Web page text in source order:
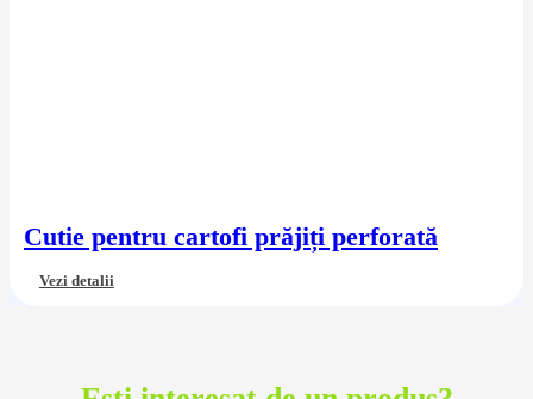
Cutie pentru cartofi prăjiți perforată
Vezi detalii